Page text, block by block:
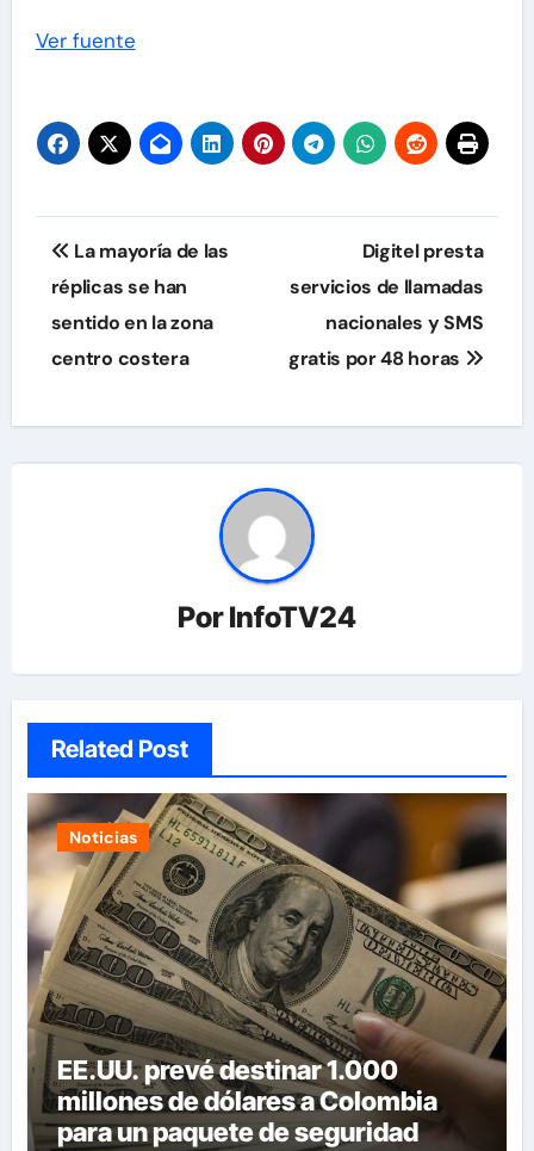
Ver fuente
Navegación
de
entradas
La mayoría de las
réplicas se han
sentido en la zona
centro costera
Digitel presta
servicios de llamadas
nacionales y SMS
gratis por 48 horas
PorInfoTV24
Related Post
Noticias
EE.UU. prevé destinar 1.000
millones de dólares a Colombia
para un paquete de seguridad